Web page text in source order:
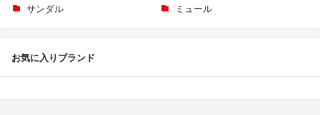
サンダル
ミュール
お気に入りブランド